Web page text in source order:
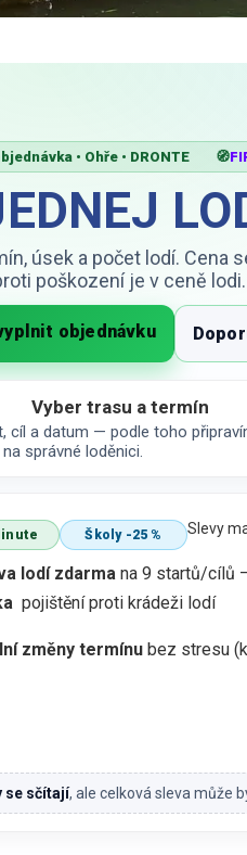
• Ohře • DRONTE 🧭
úsek a počet lodí. Cena
poškození je v ceně lodi.
objednávku
Vyber trasu a termín
cíl a datum — podle toho
správné loděnici.
Školy -25 % Slevy
lodí zdarma na 9 startů/cílů
pojištění proti krádeži lodí
změny termínu bez stresu
se sčítají, ale celková sleva může